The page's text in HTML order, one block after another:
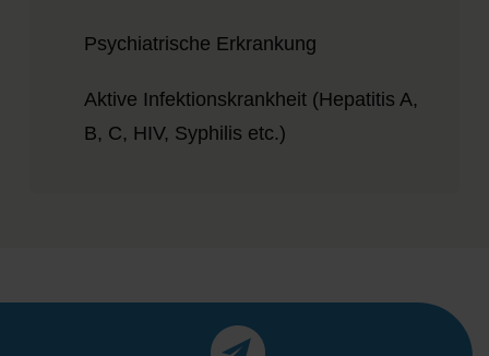
Psychiatrische Erkrankung
Aktive Infektionskrankheit (Hepatitis A,
B, C, HIV, Syphilis etc.)